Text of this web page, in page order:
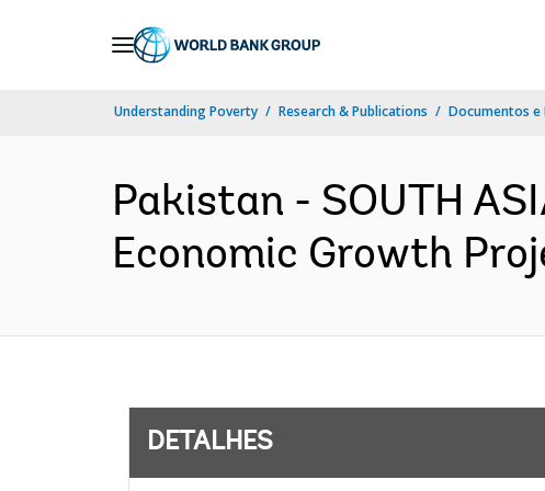
Understanding Poverty Research & Publications Documentos e
Pakistan - SOUTH
Economic Growth
DETALHES